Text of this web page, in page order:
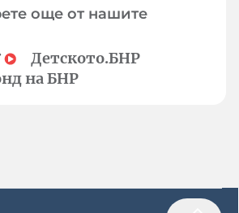
още от нашите
Детското.БНР
на БНР